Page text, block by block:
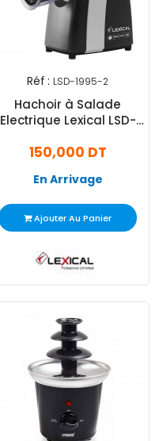
Réf : LSD-1995-2
Hachoir à Salade
Electrique Lexical LSD-
150,000 DT
En Arrivage
Ajouter Au Panier